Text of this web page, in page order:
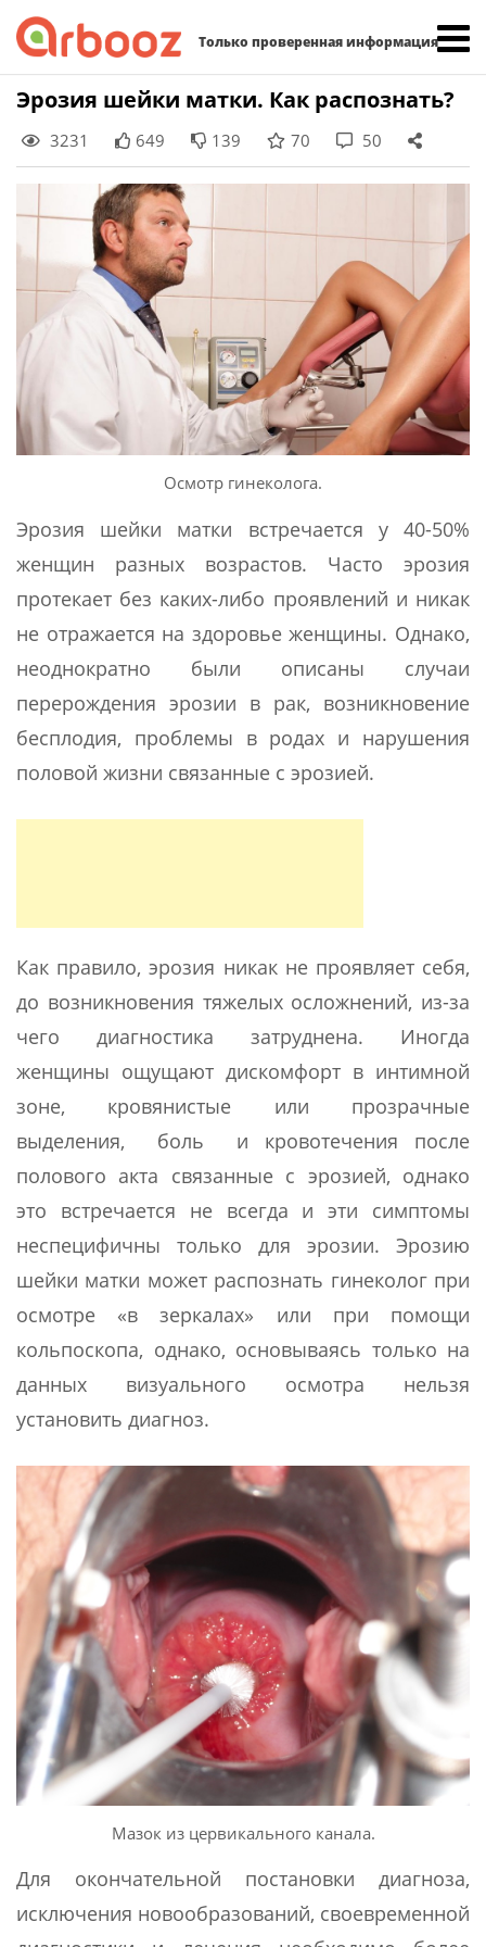
Только проверенная информация
Skip
content
Эрозия шейки матки. Как распознать?
3231 649 139 70 50
Осмотр гинеколога.
Эрозия шейки матки встречается у 40-50%
женщин разных возрастов. Часто эрозия
протекает без каких-либо проявлений и никак
не отражается на здоровье женщины. Однако,
неоднократно были описаны случаи
перерождения эрозии в рак, возникновение
бесплодия, проблемы в родах и нарушения
половой жизни связанные с эрозией.
Как правило, эрозия никак не проявляет себя,
до возникновения тяжелых осложнений, из-за
чего диагностика затруднена. Иногда
женщины ощущают дискомфорт в интимной
зоне, кровянистые или прозрачные
выделения, боль и кровотечения после
полового акта связанные с эрозией, однако
это встречается не всегда и эти симптомы
неспецифичны только для эрозии. Эрозию
шейки матки может распознать гинеколог при
осмотре «в зеркалах» или при помощи
кольпоскопа, однако, основываясь только на
данных визуального осмотра нельзя
установить диагноз.
Мазок из цервикального канала.
Для окончательной постановки диагноза,
исключения новообразований, своевременной
Найти: